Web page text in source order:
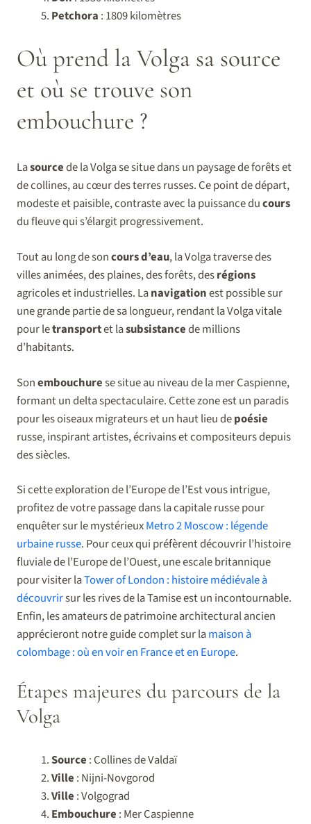
Petchora : 1809 kilomètres
Où prend la Volga sa source
et où se trouve son
embouchure ?
Lasourcede la Volga se situe dans un paysage de forêts et
de collines, au cœur des terres russes. Ce point de départ,
modeste et paisible, contraste avec la puissance ducours
du fleuve qui s’élargit progressivement.
Tout au long de soncours d’eau, la Volga traverse des
villes animées, des plaines, des forêts, desrégions
agricoles et industrielles. Lanavigationest possible sur
une grande partie de sa longueur, rendant la Volga vitale
pour letransportet lasubsistancede millions
d’habitants.
Sonembouchurese situe au niveau de la mer Caspienne,
formant un delta spectaculaire. Cette zone est un paradis
pour les oiseaux migrateurs et un haut lieu depoésie
russe, inspirant artistes, écrivains et compositeurs depuis
des siècles.
Si cette exploration de l’Europe de l’Est vous intrigue,
profitez de votre passage dans la capitale russe pour
enquêter sur le mystérieuxMetro 2 Moscow : légende
urbaine russe. Pour ceux qui préfèrent découvrir l’histoire
fluviale de l’Europe de l’Ouest, une escale britannique
pour visiter laTower of London : histoire médiévale à
découvrirsur les rives de la Tamise est un incontournable.
Enfin, les amateurs de patrimoine architectural ancien
apprécieront notre guide complet sur lamaison à
colombage : où en voir en France et en Europe.
Étapes majeures du parcours de la
Volga
Source : Collines de Valdaï
Ville : Nijni-Novgorod
Ville : Volgograd
Embouchure : Mer Caspienne